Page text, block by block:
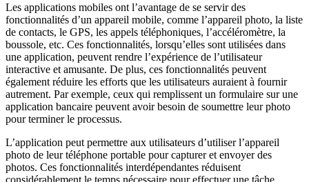
Les applications mobiles ont l’avantage de se servir des
fonctionnalités d’un appareil mobile, comme l’appareil photo, la liste
de contacts, le GPS, les appels téléphoniques, l’accéléromètre, la
boussole, etc. Ces fonctionnalités, lorsqu’elles sont utilisées dans
une application, peuvent rendre l’expérience de l’utilisateur
interactive et amusante. De plus, ces fonctionnalités peuvent
également réduire les efforts que les utilisateurs auraient à fournir
autrement. Par exemple, ceux qui remplissent un formulaire sur une
application bancaire peuvent avoir besoin de soumettre leur photo
pour terminer le processus.
L’application peut permettre aux utilisateurs d’utiliser l’appareil
photo de leur téléphone portable pour capturer et envoyer des
photos. Ces fonctionnalités interdépendantes réduisent
considérablement le temps nécessaire pour effectuer une tâche